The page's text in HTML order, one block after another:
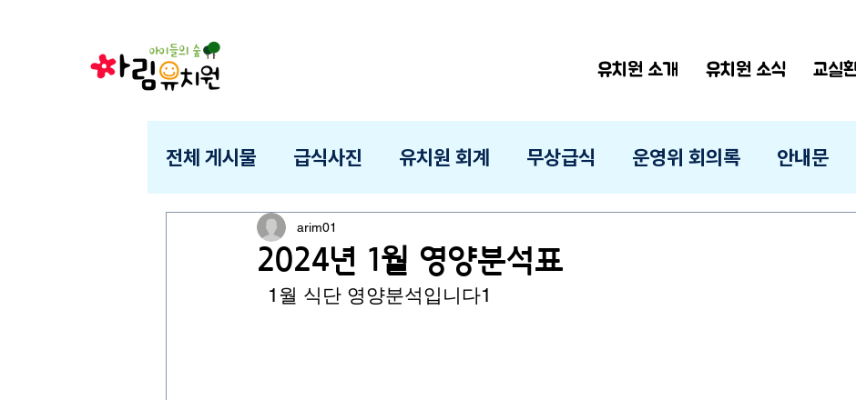
유치원 소개 유치원 소식 교실
전체 게시물 급식사진 유치원 회계 무상급식 운영위 회의록 안내문
2024년 1월 영양분석표
arim01
  1월 식단 영양분석입니다1